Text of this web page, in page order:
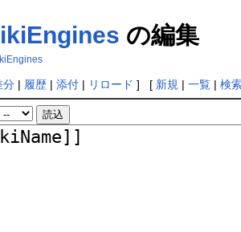
の編集
分| 履歴| 添付| リロード ] [ 新規 | 一覧| 検